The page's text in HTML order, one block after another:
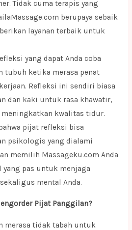
Tidak cuma terapis yang
berupaya sebaik
layanan terbaik untuk
yang dapat Anda coba
tubuh ketika merasa penat
Refleksi ini sendiri biasa
dan kaki untuk rasa khawatir,
meningkatkan kwalitas tidur.
pijat refleksi bisa
psikologis yang dialami
memilih Massageku.com Anda
yang pas untuk menjaga
mental Anda.
Pijat Panggilan?
merasa tidak tabah untuk